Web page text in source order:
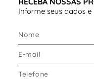
Informe seus dados